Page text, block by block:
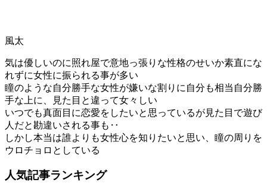
風太
気は優しいのに照れ屋で意地っ張りな性格のせいか素直にな
れずに女性に振られる事が多い
瞳のような自分勝手な女性が嫌いな割りに自分も相当自分勝
手な上に、見た目と違って女々しい
いつでも真面目に恋愛をしたいと思っているが見た目で遊び
人だと勘違いされる事も‥
しかし本当は誰よりも女性心を知りたいと思い、瞳の周りを
ウロチョロとしている
人気記事ランキング